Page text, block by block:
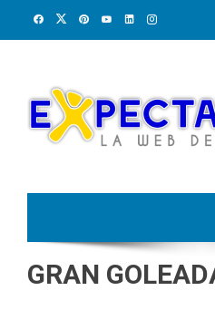
GRAN